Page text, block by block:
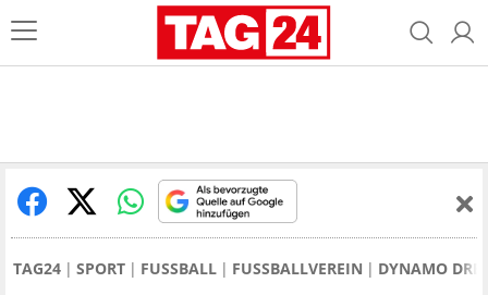
TAG24 SPORT FUSSBALL FUSSBALLVEREIN DYNAMO